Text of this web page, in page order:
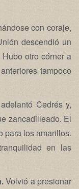
con coraje,
descendió un
otro córner a
tampoco
Cedrés y,
zancadilleado. El
para los amarillos.
en las
Volvió a presionar